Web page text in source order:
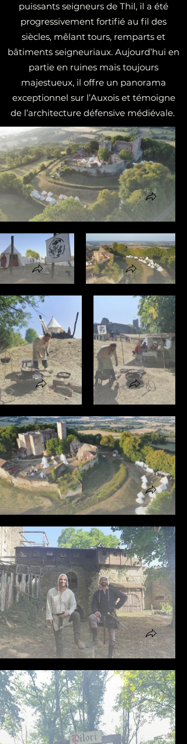
puissants seigneurs de Thil, il a été
progressivement fortifié au fil des
siècles, mêlant tours, remparts et
bâtiments seigneuriaux. Aujourd’hui en
partie en ruines mais toujours
majestueux, il offre un panorama
exceptionnel sur l’Auxois et témoigne
de l’architecture défensive médiévale.